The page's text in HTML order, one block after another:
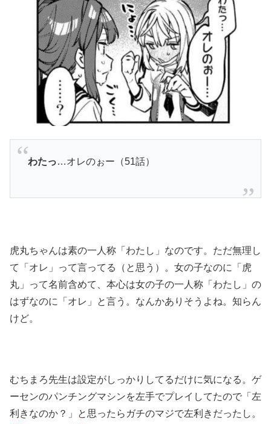
わたっ…オレのぉー（51話）
虎丸ちゃんは素の一人称「わたし」なのです。ただ無理し
て「オレ」って言ってる（と思う）。女の子なのに「虎
丸」って名前含めて、本心は女の子の一人称「わたし」の
はずなのに「オレ」と言う。なんかありそうよね。知らん
けど。
むちまろ先生は設定がしっかりしてるだけに気になる。ゲ
ーセンのパンチングマシンを左手でプレイしてたので「左
利きなのか？」と思ったらガチのマジで左利きだったし。